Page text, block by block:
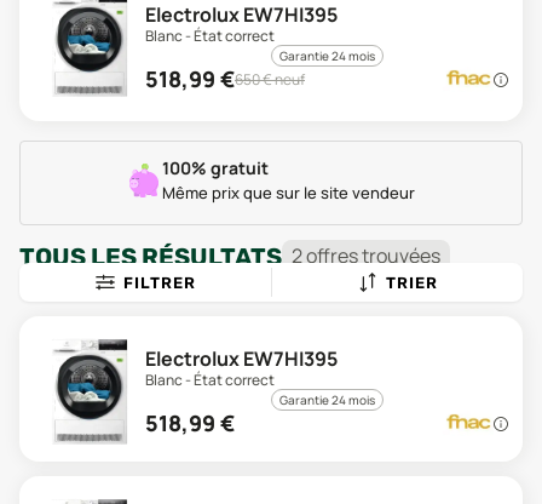
Electrolux EW7HI395
Blanc - État correct
Garantie 24 mois
518,99 €650€ neuf
100% gratuit
Même prix que sur le site vendeur
TOUS LES RÉSULTATS 2offrestrouvées
FILTRER TRIER
Electrolux EW7HI395
Blanc - État correct
Garantie 24 mois
518,99 €